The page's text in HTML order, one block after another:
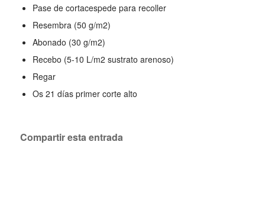
Pase de cortacespede para recoller
Resembra (50 g/m2)
Abonado (30 g/m2)
Recebo (5-10 L/m2 sustrato arenoso)
Regar
Os 21 días primer corte alto
Compartir esta entrada